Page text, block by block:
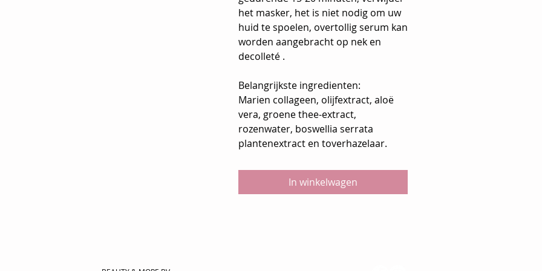
het masker, het is niet nodig om uw
huid te spoelen, overtollig serum kan
worden aangebracht op nek en
decolleté .
Belangrijkste ingredienten:
Marien collageen, olijfextract, aloë
vera, groene thee-extract,
rozenwater, boswellia serrata
plantenextract en toverhazelaar.
In winkelwagen